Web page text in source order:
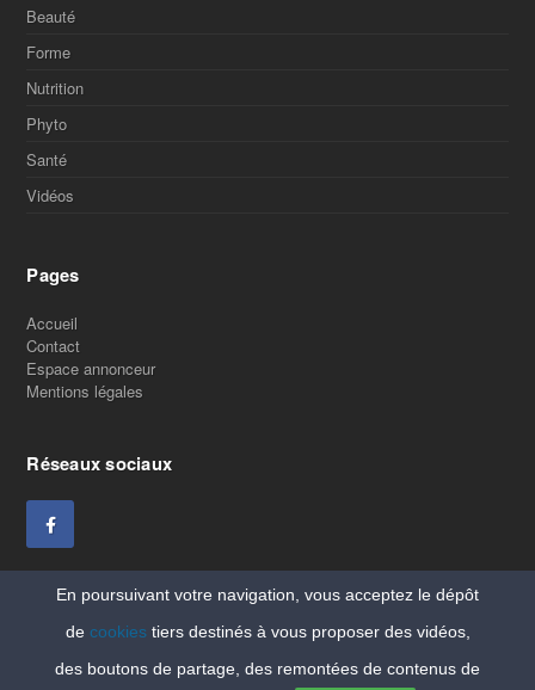
Beauté
Forme
Nutrition
Phyto
Santé
Vidéos
Pages
Accueil
Contact
Espace annonceur
Mentions légales
Réseaux sociaux
Copyright Vitaleforme
En poursuivant votre navigation, vous acceptez le dépôt
de cookiestiers destinés à vous proposer des vidéos,
des boutons de partage, des remontées de contenus de